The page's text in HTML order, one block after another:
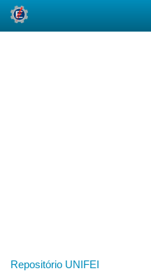
Repositório UNIFEI